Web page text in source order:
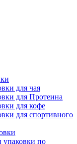
для чая
для Протеина
для кофе
для спортивного
упаковки по